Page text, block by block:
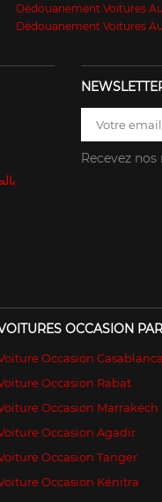
Dédouanement Voitures
Dédouanement Voitures
Recevez
OCCASION
Occasion Casablanca
Occasion Rabat
Occasion Marrakech
Occasion Agadir
Occasion Tanger
Occasion Kénitra